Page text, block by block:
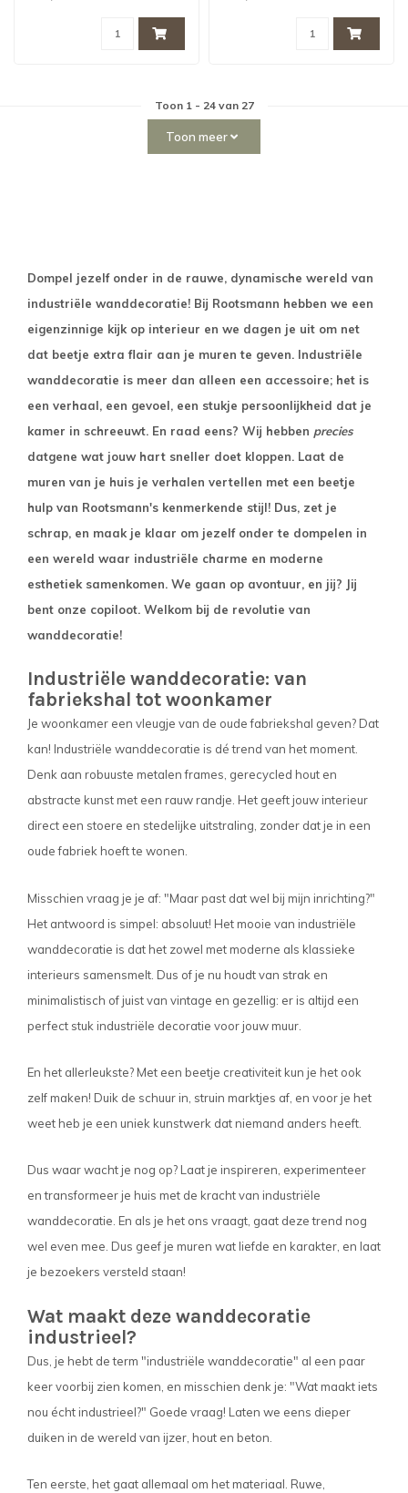
Toon 1- 24van 27
Toon meer
Dompel jezelf onder in de rauwe, dynamische wereld van
industriële wanddecoratie! Bij Rootsmann hebben we een
eigenzinnige kijk op interieur en we dagen je uit om net
dat beetje extra flair aan je muren te geven. Industriële
wanddecoratie is meer dan alleen een accessoire; het is
een verhaal, een gevoel, een stukje persoonlijkheid dat je
kamer in schreeuwt. En raad eens? Wij hebben precies
datgene wat jouw hart sneller doet kloppen. Laat de
muren van je huis je verhalen vertellen met een beetje
hulp van Rootsmann's kenmerkende stijl! Dus, zet je
schrap, en maak je klaar om jezelf onder te dompelen in
een wereld waar industriële charme en moderne
esthetiek samenkomen. We gaan op avontuur, en jij? Jij
bent onze copiloot. Welkom bij de revolutie van
wanddecoratie!
Industriële wanddecoratie: van
fabriekshal tot woonkamer
Je woonkamer een vleugje van de oude fabriekshal geven? Dat
kan! Industriële wanddecoratie is dé trend van het moment.
Denk aan robuuste metalen frames, gerecycled hout en
abstracte kunst met een rauw randje. Het geeft jouw interieur
direct een stoere en stedelijke uitstraling, zonder dat je in een
oude fabriek hoeft te wonen.
Misschien vraag je je af: "Maar past dat wel bij mijn inrichting?"
Het antwoord is simpel: absoluut! Het mooie van industriële
wanddecoratie is dat het zowel met moderne als klassieke
interieurs samensmelt. Dus of je nu houdt van strak en
minimalistisch of juist van vintage en gezellig: er is altijd een
perfect stuk industriële decoratie voor jouw muur.
En het allerleukste? Met een beetje creativiteit kun je het ook
zelf maken! Duik de schuur in, struin marktjes af, en voor je het
weet heb je een uniek kunstwerk dat niemand anders heeft.
Dus waar wacht je nog op? Laat je inspireren, experimenteer
en transformeer je huis met de kracht van industriële
wanddecoratie. En als je het ons vraagt, gaat deze trend nog
wel even mee. Dus geef je muren wat liefde en karakter, en laat
je bezoekers versteld staan!
Wat maakt deze wanddecoratie
industrieel?
Dus, je hebt de term "industriële wanddecoratie" al een paar
keer voorbij zien komen, en misschien denk je: "Wat maakt iets
nou écht industrieel?" Goede vraag! Laten we eens dieper
duiken in de wereld van ijzer, hout en beton.
Ten eerste, het gaat allemaal om het materiaal. Ruwe,